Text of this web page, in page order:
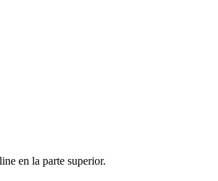
en la parte superior.